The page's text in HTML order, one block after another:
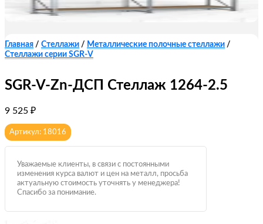
Главная / Стеллажи / Металлические полочные стеллажи /
Стеллажи серии SGR-V
SGR-V-Zn-ДСП Стеллаж 1264-2.5
9 525 ₽
Артикул: 18016
Уважаемые клиенты, в связи с постоянными
изменения курса валют и цен на металл, просьба
актуальную стоимость уточнять у менеджера!
Спасибо за понимание.